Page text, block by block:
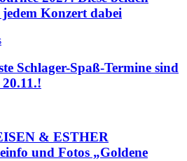
Konzert dabei
Schlager-Spaß-Termine sind
& ESTHER
und Fotos „Goldene